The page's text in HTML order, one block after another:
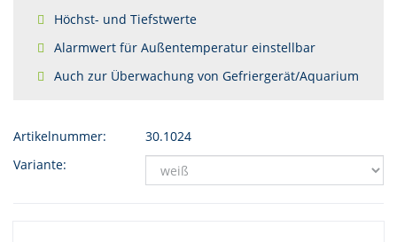
Höchst- und Tiefstwerte
Alarmwert für Außentemperatur einstellbar
Auch zur Überwachung von Gefriergerät/Aquarium
Artikelnummer:
30.1024
Variante: